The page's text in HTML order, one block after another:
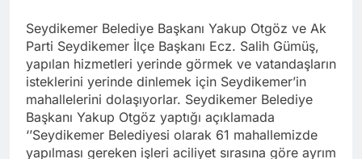
Seydikemer Belediye Başkanı Yakup Otgöz ve Ak
Parti Seydikemer İlçe Başkanı Ecz. Salih Gümüş,
yapılan hizmetleri yerinde görmek ve vatandaşların
isteklerini yerinde dinlemek için Seydikemer’in
mahallelerini dolaşıyorlar. Seydikemer Belediye
Başkanı Yakup Otgöz yaptığı açıklamada
‘’Seydikemer Belediyesi olarak 61 mahallemizde
yapılması gereken işleri aciliyet sırasına göre ayrım